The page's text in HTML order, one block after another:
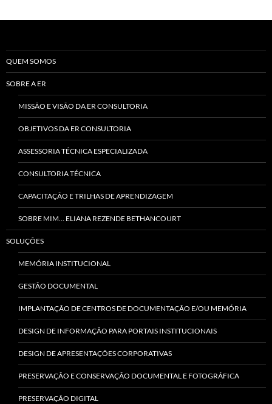
QUEM SOMOS
SOBRE A ER
MISSÃO E VISÃO DA ER CONSULTORIA
OBJETIVOS DA ER CONSULTORIA
ASSESSORIA TÉCNICA ESPECIALIZADA
CONSULTORIA TÉCNICA
CAPACITAÇÃO E TRILHAS DE APRENDIZAGEM
SOBRE MIM… ELIANA REZENDE BETHANCOURT
SOLUÇÕES
MEMÓRIA INSTITUCIONAL
GESTÃO DOCUMENTAL
IMPLANTAÇÃO DE CENTROS DE DOCUMENTAÇÃO E/OU MEMÓRIA
DESIGN DE INFORMAÇÃO PARA PORTAIS INSTITUCIONAIS
DESIGN DE APRESENTAÇÕES CORPORATIVAS
PRESERVAÇÃO E CONSERVAÇÃO DOCUMENTAL E FOTOGRÁFICA
PRESERVAÇÃO DIGITAL